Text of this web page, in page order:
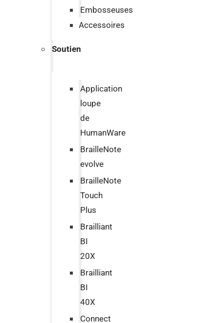
Embosseuses
Accessoires
Soutien
Application
loupe
de
HumanWare
BrailleNote
evolve
BrailleNote
Touch
Plus
Brailliant
BI
20X
Brailliant
BI
40X
Connect